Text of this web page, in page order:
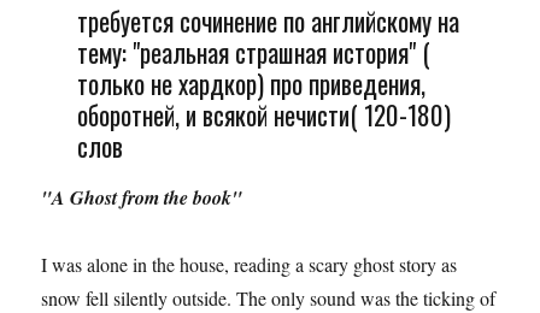
требуется сочинение по английскому на
тему: "реальная страшная история" (
только не хардкор) про приведения,
оборотней, и всякой нечисти( 120-180)
слов
"A Ghost from the book"
I was alone in the house, reading a scary ghost story as
snow fell silently outside. The only sound was the ticking of